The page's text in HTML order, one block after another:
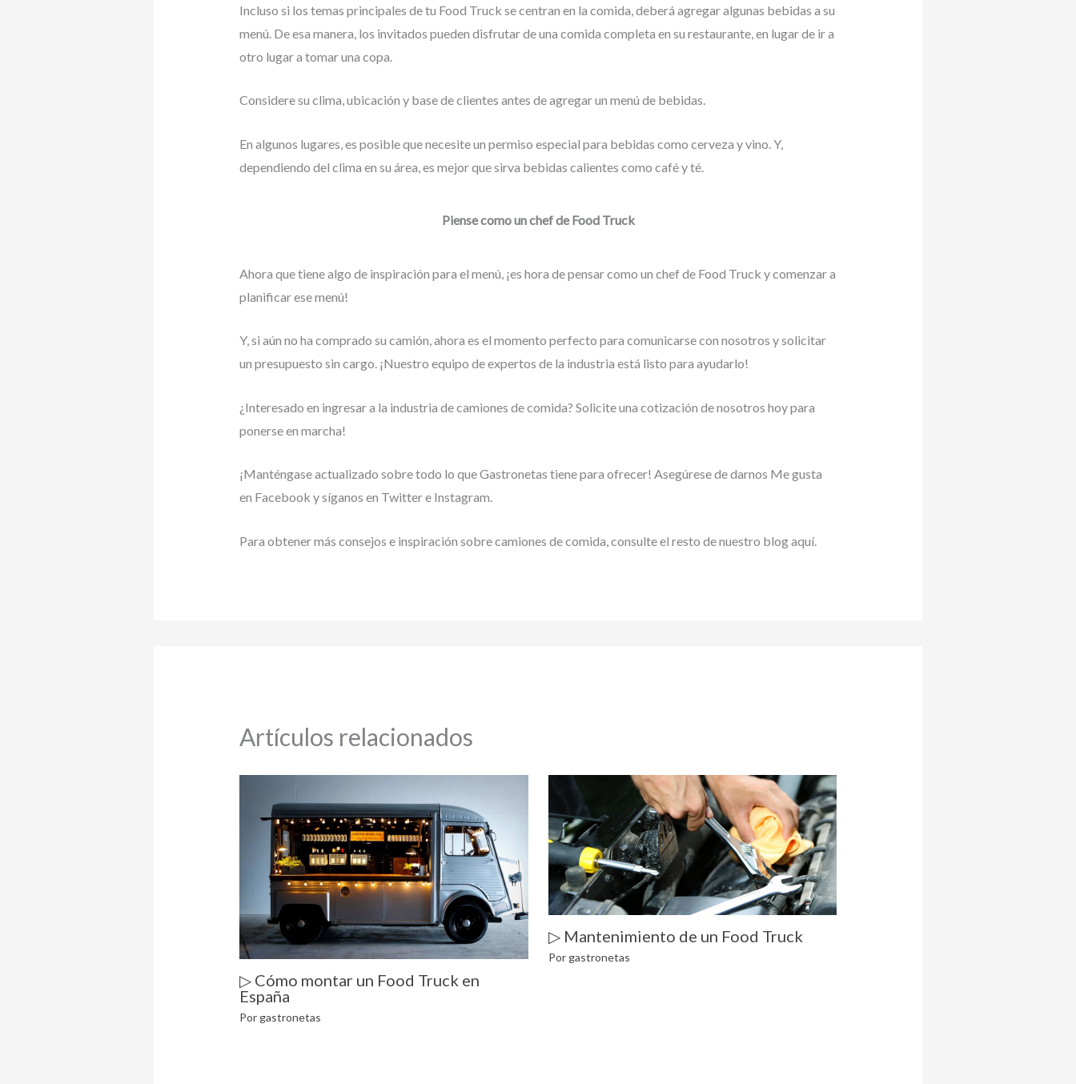
Incluso si los temas principales de tu Food Truck se centran en la comida, deberá agregar algunas bebidas a su
menú. De esa manera, los invitados pueden disfrutar de una comida completa en su restaurante, en lugar de ir a
otro lugar a tomar una copa.
Considere su clima, ubicación y base de clientes antes de agregar un menú de bebidas.
En algunos lugares, es posible que necesite un permiso especial para bebidas como cerveza y vino. Y,
dependiendo del clima en su área, es mejor que sirva bebidas calientes como café y té.
Piense como un chef de Food Truck
Ahora que tiene algo de inspiración para el menú, ¡es hora de pensar como un chef de Food Truck y comenzar a
planificar ese menú!
Y, si aún no ha comprado su camión, ahora es el momento perfecto para comunicarse con nosotros y solicitar
un presupuesto sin cargo. ¡Nuestro equipo de expertos de la industria está listo para ayudarlo!
¿Interesado en ingresar a la industria de camiones de comida? Solicite una cotización de nosotros hoy para
ponerse en marcha!
¡Manténgase actualizado sobre todo lo que Gastronetas tiene para ofrecer! Asegúrese de darnos Me gusta
en Facebook y síganos en Twitter e Instagram.
Para obtener más consejos e inspiración sobre camiones de comida, consulte el resto de nuestro blog aquí.
Artículos relacionados
▷ Cómo montar un Food Truck en
España
Por gastronetas
▷ Mantenimiento de un Food Truck
Por gastronetas